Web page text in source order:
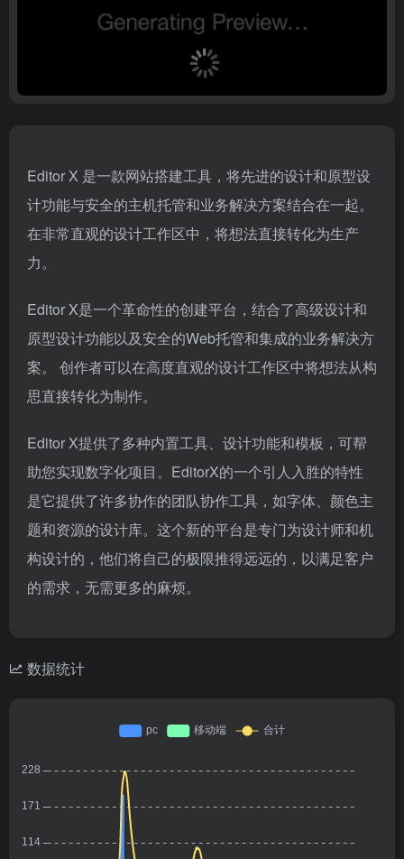
Editor X 是一款网站搭建工具，将先进的设计和原型设
计功能与安全的主机托管和业务解决方案结合在一起。
在非常直观的设计工作区中，将想法直接转化为生产
力。
Editor X是一个革命性的创建平台，结合了高级设计和
原型设计功能以及安全的Web托管和集成的业务解决方
案。 创作者可以在高度直观的设计工作区中将想法从构
思直接转化为制作。
Editor X提供了多种内置工具、设计功能和模板，可帮
助您实现数字化项目。EditorX的一个引人入胜的特性
是它提供了许多协作的团队协作工具，如字体、颜色主
题和资源的设计库。这个新的平台是专门为设计师和机
构设计的，他们将自己的极限推得远远的，以满足客户
的需求，无需更多的麻烦。
数据统计